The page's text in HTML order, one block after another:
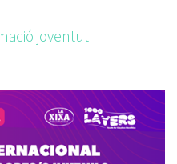
joventut